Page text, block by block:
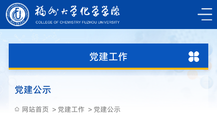
党建工作
党建公示
网站首页 党建工作 党建公示